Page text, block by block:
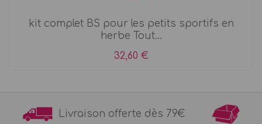
kit complet BS pour les petits sportifs en
herbe Tout...
32,60 €
Livraison offerte dès 79€